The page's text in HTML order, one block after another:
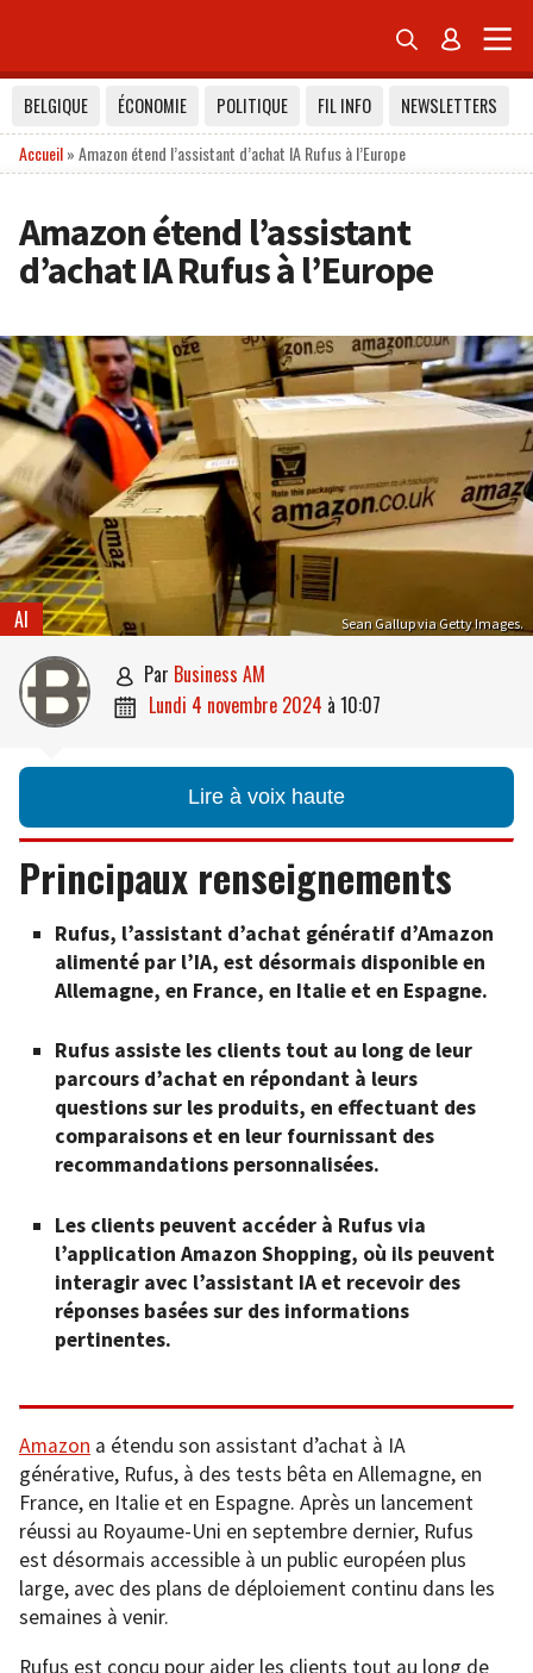
 
BELGIQUE ÉCONOMIE POLITIQUE FIL INFO
NEWSLETTERS
Accueil»Amazon étend l’assistant d’achat IA Rufus à l’Europe
Amazon étend l’assistant
d’achat IA Rufus à l’Europe
Sean Gallup via Getty Images.
AI
 par Business AM
 lundi 4 novembre 2024 à 10:07
Lire à voix haute
Principaux renseignements
Rufus, l’assistant d’achat génératif d’Amazon
alimenté par l’IA, est désormais disponible en
Allemagne, en France, en Italie et en Espagne.
Rufus assiste les clients tout au long de leur
parcours d’achat en répondant à leurs
questions sur les produits, en effectuant des
comparaisons et en leur fournissant des
recommandations personnalisées.
Les clients peuvent accéder à Rufus via
l’application Amazon Shopping, où ils peuvent
interagir avec l’assistant IA et recevoir des
réponses basées sur des informations
pertinentes.
Amazon a étendu son assistant d’achat à IA
générative, Rufus, à des tests bêta en Allemagne, en
France, en Italie et en Espagne. Après un lancement
réussi au Royaume-Uni en septembre dernier, Rufus
est désormais accessible à un public européen plus
large, avec des plans de déploiement continu dans les
semaines à venir.
Rufus est conçu pour aider les clients tout au long de